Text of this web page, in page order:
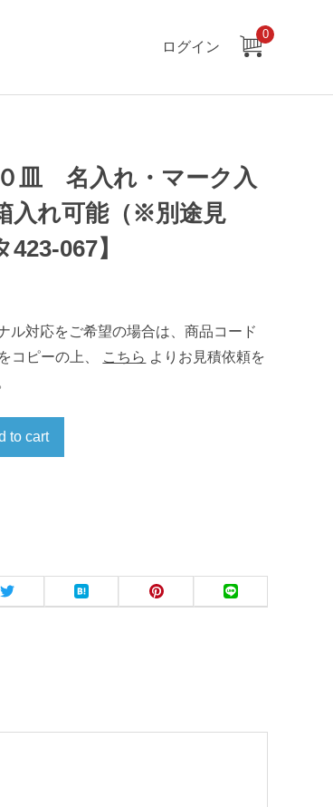
ログイン
0
皿 名入れ・マーク入
れ可能（※別途見
067】
ル対応をご希望の場合は、商品コード
コピーの上、
こちら よりお見積依頼を
to cart